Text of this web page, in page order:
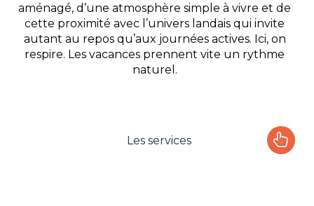
aménagé, d’une atmosphère simple à vivre et de
cette proximité avec l’univers landais qui invite
autant au repos qu’aux journées actives. Ici, on
respire. Les vacances prennent vite un rythme
naturel.
Les services